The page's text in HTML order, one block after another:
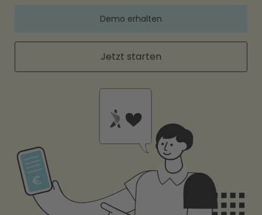
Demo erhalten
Jetzt starten